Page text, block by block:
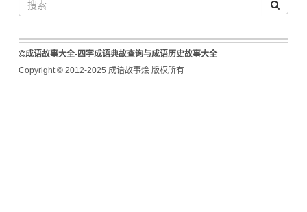
成语故事大全-四字成语典故查询与成语历史故事大全
Copyright © 2012-2025 成语故事烩 版权所有